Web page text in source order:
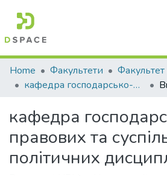
Communities & Collections
All of DSpace
Home Факультети
кафедра господарсько-правових та суспільно-політичних дисциплін
кафедра
правових та
політичних